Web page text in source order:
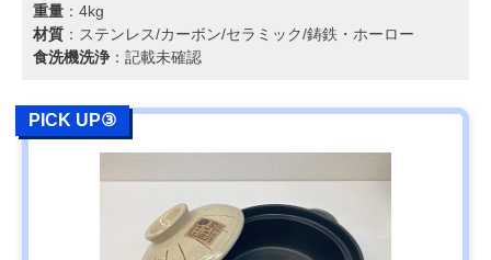
重量 ：4kg
材質 ：ステンレス/カーボン/セラミック/鋳鉄・ホーロー
食洗機洗浄 ：記載未確認
PICK UP③